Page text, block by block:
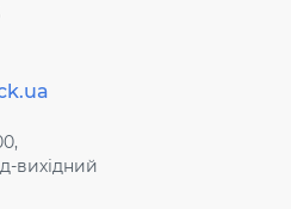
вихідний